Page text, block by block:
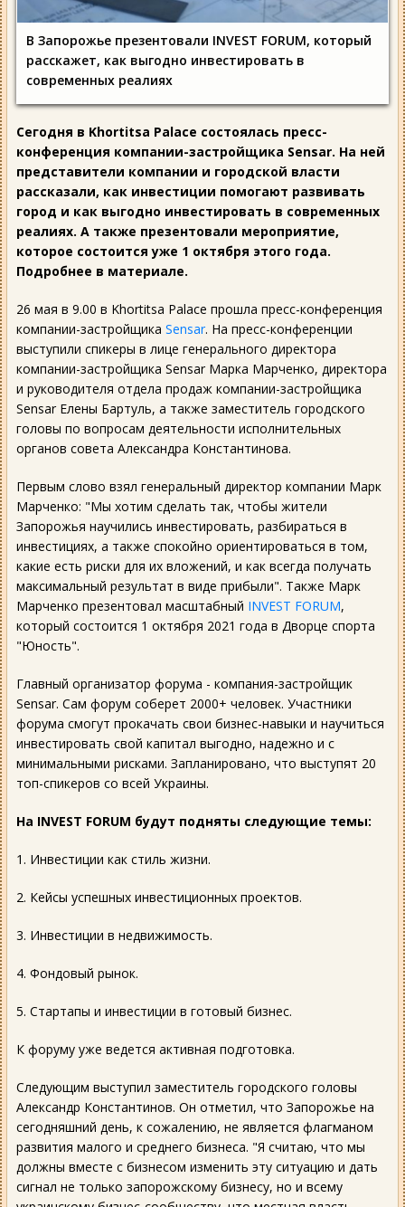
В Запорожье презентовали INVEST FORUM, который
расскажет, как выгодно инвестировать в
современных реалиях
Сегодня в Khortitsa Palace состоялась пресс-
конференция компании-застройщика Sensar. На ней
представители компании и городской власти
рассказали, как инвестиции помогают развивать
город и как выгодно инвестировать в современных
реалиях. А также презентовали мероприятие,
которое состоится уже 1 октября этого года.
Подробнее в материале.
26 мая в 9.00 в Khortitsa Palace прошла пресс-конференция
компании-застройщика Sensar. На пресс-конференции
выступили спикеры в лице генерального директора
компании-застройщика Sensar Марка Марченко, директора
и руководителя отдела продаж компании-застройщика
Sensar Елены Бартуль, а также заместитель городского
головы по вопросам деятельности исполнительных
органов совета Александра Константинова.
Первым слово взял генеральный директор компании Марк
Марченко: "Мы хотим сделать так, чтобы жители
Запорожья научились инвестировать, разбираться в
инвестициях, а также спокойно ориентироваться в том,
какие есть риски для их вложений, и как всегда получать
максимальный результат в виде прибыли". Также Марк
Марченко презентовал масштабный INVEST FORUM,
который состоится 1 октября 2021 года в Дворце спорта
"Юность".
Главный организатор форума - компания-застройщик
Sensar. Сам форум соберет 2000+ человек. Участники
форума смогут прокачать свои бизнес-навыки и научиться
инвестировать свой капитал выгодно, надежно и с
минимальными рисками. Запланировано, что выступят 20
топ-спикеров со всей Украины.
На INVEST FORUM будут подняты следующие темы:
1. Инвестиции как стиль жизни.
2. Кейсы успешных инвестиционных проектов.
3. Инвестиции в недвижимость.
4. Фондовый рынок.
5. Стартапы и инвестиции в готовый бизнес.
К форуму уже ведется активная подготовка.
Следующим выступил заместитель городского головы
Александр Константинов. Он отметил, что Запорожье на
сегодняшний день, к сожалению, не является флагманом
развития малого и среднего бизнеса. "Я считаю, что мы
должны вместе с бизнесом изменить эту ситуацию и дать
сигнал не только запорожскому бизнесу, но и всему